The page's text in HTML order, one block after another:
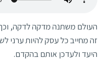
העולם משתנה מדקה לדקה, וכך
זה מחייב כל עסק להיות ערני
היעד ולעדכן אותם בהקדם.